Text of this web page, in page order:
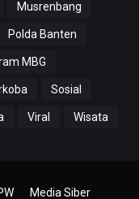
Musrenbang
Polda Banten
MBG
Sosial
Viral Wisata
Media Siber